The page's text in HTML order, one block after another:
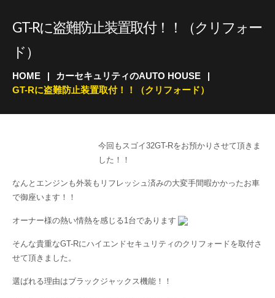
GT-Rに盗難防止装置取付！！（クリフォー
ド）
HOME
カーセキュリティのAUTO HOUSE
GT-Rに盗難防止装置取付！！（クリフォード）
今回もスゴイ32GT-Rをお預かりさせて頂きま
した！！
なんとエンジンも外装もリフレッシュ済みの大変手間暇かかったお車
で御座います！！
オーナー様の熱い情熱を感じる1台であります
そんな貴重なGT-Rにハイエンドセキュリティのクリフォードを取付さ
せて頂きました。
選ばれる理由はブラックジャックス機能！！